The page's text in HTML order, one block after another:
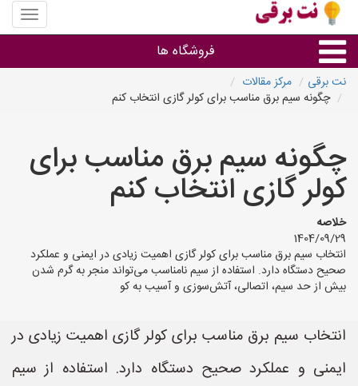
منوی
سایت
برقی
فروشگاه ها
روشنایی و نورپردازی
سایر گروه ها
فروشنده های لوازم برقی
نت برقی
مرکز مقالات
چگونه سیم برق مناسب برای کولر گازی انتخاب کنم
چگونه سیم برق مناسب برای
کولر گازی انتخاب کنم
خلاصه
1404/09/29
انتخاب سیم برق مناسب برای کولر گازی اهمیت زیادی در ایمنی و عملکرد
صحیح دستگاه دارد. استفاده از سیم نامناسب می‌تواند منجر به گرم شدن
بیش از حد سیم، اتصالی، آتش‌سوزی و آسیب به کو
انتخاب سیم برق مناسب برای کولر گازی اهمیت زیادی در
ایمنی و عملکرد صحیح دستگاه دارد. استفاده از سیم